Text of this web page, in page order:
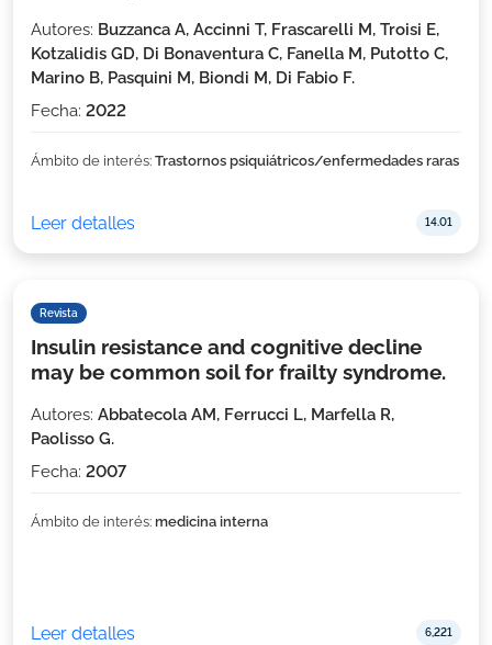
14.01
Autores: Buzzanca A, Accinni T, Frascarelli M, Troisi E,
Kotzalidis GD, Di Bonaventura C, Fanella M, Putotto C,
Marino B, Pasquini M, Biondi M, Di Fabio F.
Fecha: 2022
Ámbito de interés: Trastornos psiquiátricos/enfermedades raras
Leer detalles
Revista
6,221
Insulin resistance and cognitive decline
may be common soil for frailty syndrome.
Autores: Abbatecola AM, Ferrucci L, Marfella R,
Paolisso G.
Fecha: 2007
Ámbito de interés: medicina interna
Leer detalles